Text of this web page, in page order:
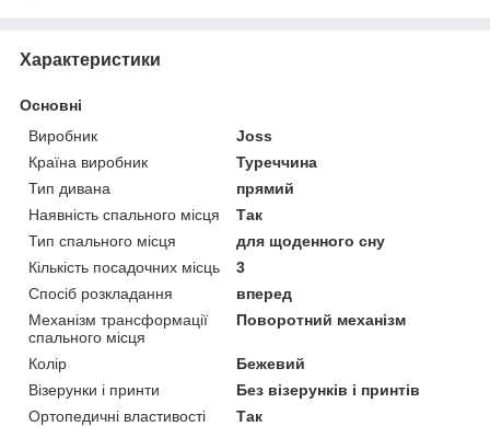
Характеристики
Основні
Виробник
Joss
Країна виробник
Туреччина
Тип дивана
прямий
Наявність спального місця
Так
Тип спального місця
для щоденного сну
Кількість посадочних місць
3
Спосіб розкладання
вперед
Механізм трансформації
спального місця
Поворотний механізм
Колір
Бежевий
Візерунки і принти
Без візерунків і принтів
Ортопедичні властивості
Так